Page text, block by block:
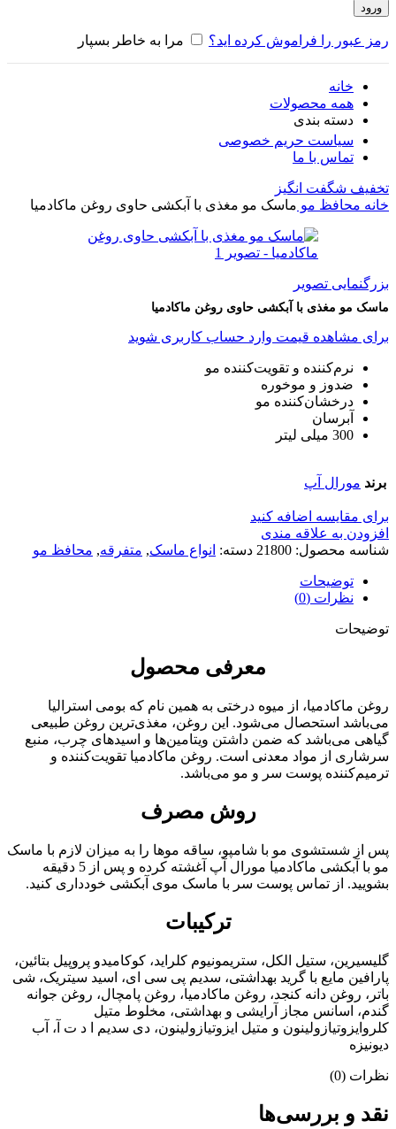
ورود
رمز عبور را فراموش کرده اید؟ مرا به خاطر بسپار
خانه
همه محصولات
دسته بندی
سیاست حریم خصوصی
تماس با ما
تخفیف شگفت انگیز
خانه محافظ مو ماسک مو مغذی با آبکشی حاوی روغن ماکادمیا
بزرگنمایی تصویر
ماسک مو مغذی با آبکشی حاوی روغن ماکادمیا
برای مشاهده قیمت وارد حساب کاربری شوید
نرم‌کننده و تقویت‌کننده مو
ضدوز و موخوره
درخشان‌کننده مو
آبرسان
300 میلی لیتر
برند مورال آپ
برای مقایسه اضافه کنید
افزودن به علاقه مندی
شناسه محصول: 21800 دسته: انواع ماسک, متفرقه, محافظ مو
توضیحات
نظرات (0)
توضیحات
معرفی محصول
روغن ماکادمیا، از میوه درختی به همین نام که بومی استرالیا
می‌باشد استحصال می‌شود. این روغن، مغذی‌ترین روغن طبیعی
گیاهی می‌باشد که ضمن داشتن ویتامین‌ها و اسیدهای چرب، منبع
سرشاری از مواد معدنی است. روغن ماکادمیا تقویت‌کننده و
ترمیم‌کننده پوست سر و مو می‌باشد.
روش مصرف
پس از شستشوی مو با شامپو، ساقه موها را به میزان لازم با ماسک
مو با آبکشی ماکادمیا مورال آپ آغشته کرده و پس از 5 دقیقه
بشویید. از تماس پوست سر با ماسک موی آبکشی خودداری کنید.
ترکیبات
گلیسیرین، ستیل الکل، ستریمونیوم کلراید، کوکامیدو پروپیل بتائین،
پارافین مایع با گرید بهداشتی، سدیم پی سی ای، اسید سیتریک، شی
باتر، روغن دانه کنجد، روغن ماکادمیا، روغن پامچال، روغن جوانه
گندم، اسانس مجاز آرایشی و بهداشتی، مخلوط متیل
کلروایزوتیازولینون و متیل ایزوتیازولینون، دی سدیم ا د ت آ، آب
دیونیزه
نظرات (0)
نقد و بررسی‌ها